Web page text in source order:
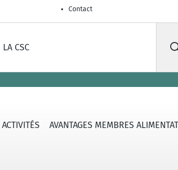
Contact
LA CSC
ACTIVITÉS AVANTAGES MEMBRES